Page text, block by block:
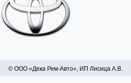
© ООО «Дека Рем-Авто», ИП Лисица А.В.